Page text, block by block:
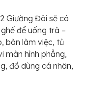
Giường Đôi sẽ có
để uống trà –
bàn làm việc, tủ
màn hình phẳng,
đồ dùng cá nhân,